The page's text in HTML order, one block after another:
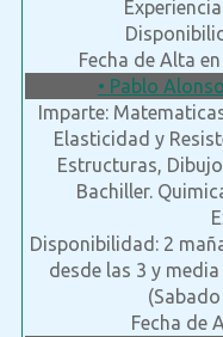
Fecha de Alta
• Pablo
Imparte:
Elasticidad y
Estructuras,
Bachiller.
Disponibilidad: 2
desde las 3 y
Fecha de